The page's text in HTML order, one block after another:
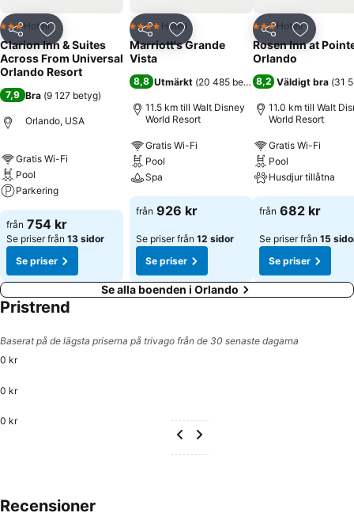
Dela Lägg till i Mina Favoriter
3 Stjärnor
Hotell
Clarion Inn & Suites
Across From Universal
Orlando Resort
7,9 Bra (9 127 betyg)
Orlando, USA
Gratis Wi-Fi
Pool
Parkering
från 754 kr
Se priser från 13 sidor
Se priser
Dela Lägg till i Mina Favoriter
4 StjärnorHotell
Marriott's Grande
Vista
8,8 Utmärkt (20 485 betyg)
11.5 km till Walt Disney
World Resort
Gratis Wi-Fi
Pool
Spa
från 926 kr
Se priser från 12 sidor
Se priser
Dela Lägg till
3 Stjärnor
Hotell
Rosen Inn at
Orlando
8,2 Väldigt bra (31
11.0 km till Walt
World Resort
Gratis Wi-Fi
Pool
Husdjur tillåtna
från 682 kr
Se priser från 15
Se priser
Se alla boenden i Orlando
Pristrend
Baserat på de lägsta priserna på trivago från de 30 senaste dagarna
0 kr
0 kr
0 kr
Recensioner